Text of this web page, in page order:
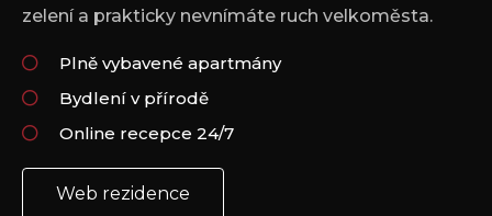
zelení a prakticky nevnímáte ruch velkoměsta.
Plně vybavené apartmány
Bydlení v přírodě
Online recepce 24/7
Web rezidence